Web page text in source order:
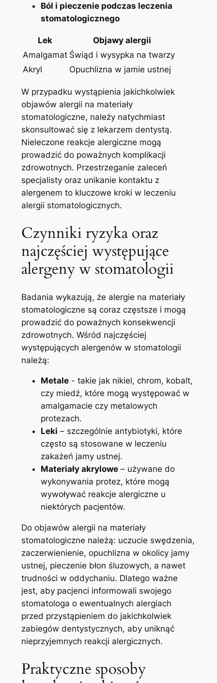
Ból i pieczenie podczas leczenia
stomatologicznego
Lek
Objawy alergii
Amalgamat Świąd i wysypka na​ twarzy
Akryl
Opuchlizna w jamie ustnej
W ‌przypadku⁢ wystąpienia jakichkolwiek⁣
objawów ⁤alergii na materiały
stomatologiczne, należy natychmiast⁣
skonsultować się z​ lekarzem dentystą.
Nieleczone ‌reakcje alergiczne mogą​
prowadzić do poważnych komplikacji
zdrowotnych. Przestrzeganie‍ zaleceń⁢
specjalisty oraz unikanie ⁣kontaktu ⁢z
alergenem to ⁢kluczowe kroki w leczeniu
⁢alergii​ stomatologicznych.
Czynniki⁤ ryzyka oraz
najczęściej występujące
alergeny w stomatologii
Badania wykazują, ⁢że⁤ alergie ​na​ materiały
stomatologiczne są‍ coraz częstsze i mogą
prowadzić do poważnych‍ konsekwencji
zdrowotnych. Wśród‍ najczęściej
występujących alergenów w stomatologii
należą:
Metale-​ takie jak⁣ nikiel,‍ chrom, kobalt,⁣
czy miedź, ⁤które mogą występować w
amalgamacie czy metalowych
protezach.
Leki – szczególnie antybiotyki, ​które
często‌ są ⁤stosowane w leczeniu⁤
zakażeń jamy ustnej.
Materiały‌ akrylowe– ⁢używane⁣ do‍
wykonywania protez, które ‍mogą
‌wywoływać reakcje alergiczne u
niektórych pacjentów.
Do objawów⁢ alergii na materiały⁣
stomatologiczne należą: ⁢uczucie swędzenia,
zaczerwienienie, opuchlizna w ⁣okolicy⁣ jamy
ustnej, pieczenie ‍błon śluzowych, a ​nawet
trudności w ⁤oddychaniu. Dlatego ważne⁣
jest, aby pacjenci informowali swojego
stomatologa o ewentualnych alergiach
przed przystąpieniem do jakichkolwiek
⁣zabiegów dentystycznych,​ aby uniknąć
nieprzyjemnych reakcji alergicznych.
Praktyczne sposoby